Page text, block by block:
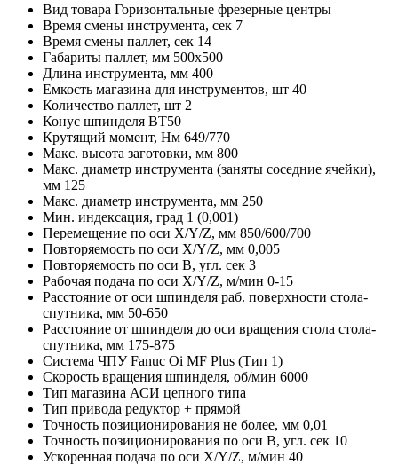
Вид товара Горизонтальные фрезерные центры
Время смены инструмента, сек 7
Время смены паллет, сек 14
Габариты паллет, мм 500х500
Длина инструмента, мм 400
Емкость магазина для инструментов, шт 40
Количество паллет, шт 2
Конус шпинделя BT50
Крутящий момент, Нм 649/770
Макс. высота заготовки, мм 800
Макс. диаметр инструмента (заняты соседние ячейки),
мм 125
Макс. диаметр инструмента, мм 250
Мин. индексация, град 1 (0,001)
Перемещение по оси X/Y/Z, мм 850/600/700
Повторяемость по оси X/Y/Z, мм 0,005
Повторяемость по оси В, угл. сек 3
Рабочая подача по оси X/Y/Z, м/мин 0-15
Расстояние от оси шпинделя раб. поверхности стола-
спутника, мм 50-650
Расстояние от шпинделя до оси вращения стола стола-
спутника, мм 175-875
Система ЧПУ Fanuc Oi MF Plus (Тип 1)
Скорость вращения шпинделя, об/мин 6000
Тип магазина АСИ цепного типа
Тип привода редуктор + прямой
Точность позиционирования не более, мм 0,01
Точность позиционирования по оси В, угл. сек 10
Ускоренная подача по оси X/Y/Z, м/мин 40